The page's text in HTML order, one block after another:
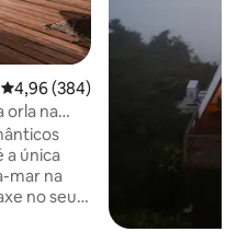
4,96 de uma avaliação média de
4,96 (384)
orla na
a única
mar na
no seu